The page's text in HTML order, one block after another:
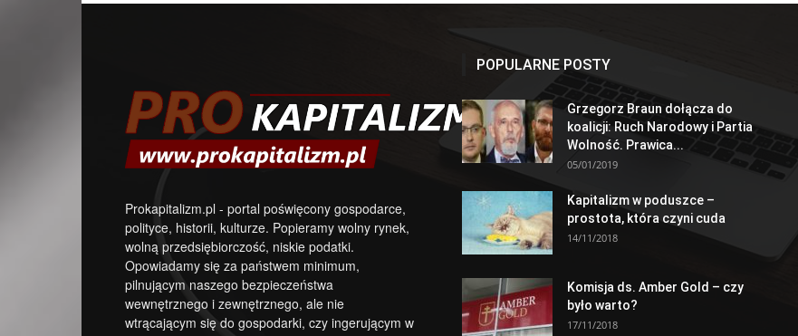
Prokapitalizm.pl - portal poświęcony gospodarce,
polityce, historii, kulturze. Popieramy wolny rynek,
wolną przedsiębiorczość, niskie podatki.
Opowiadamy się za państwem minimum,
pilnującym naszego bezpieczeństwa
wewnętrznego i zewnętrznego, ale nie
wtrącającym się do gospodarki, czy ingerującym w
POPULARNE POSTY
Grzegorz Braun dołącza do
koalicji: Ruch Narodowy i Partia
Wolność. Prawica...
05/01/2019
Kapitalizm w poduszce –
prostota, która czyni cuda
14/11/2018
Komisja ds. Amber Gold – czy
było warto?
17/11/2018